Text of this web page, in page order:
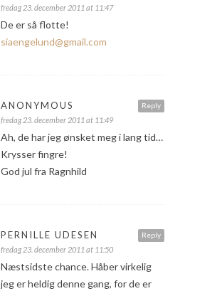
fredag 23. december 2011 at 11:47
De er så flotte!
siaengelund@gmail.com
Reply
ANONYMOUS
fredag 23. december 2011 at 11:49
Ah, de har jeg ønsket meg i lang tid…
Krysser fingre!
God jul fra Ragnhild
Reply
PERNILLE UDESEN
fredag 23. december 2011 at 11:50
Næstsidste chance. Håber virkelig
jeg er heldig denne gang, for de er